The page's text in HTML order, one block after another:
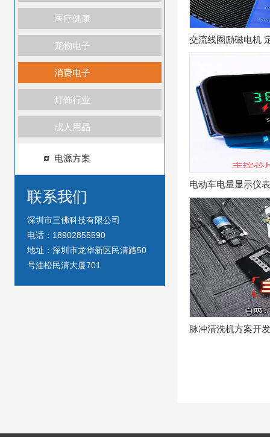
医疗健康
宠物电子
消费电子
灯饰行业
成人用品
电源方案
联系我们
深圳市三佛科技有限公司
电话：18902855590
地址：深圳市龙华新区民清路50
号油松民清大厦701
交流线圈励磁电机
电动车电量显示仪
脉冲清洗机方案开